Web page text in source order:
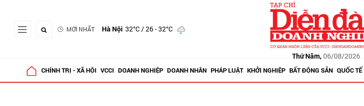
MỚI NHẤT Hà Nội 32°C/ 26 - 32°C
Thứ Năm, 06/08/2026
CHÍNH TRỊ - XÃ HỘI VCCI DOANH NGHIỆP DOANH NHÂN PHÁP LUẬT KHỞI NGHIỆP BẤT ĐỘNG SẢN QUỐC TẾ